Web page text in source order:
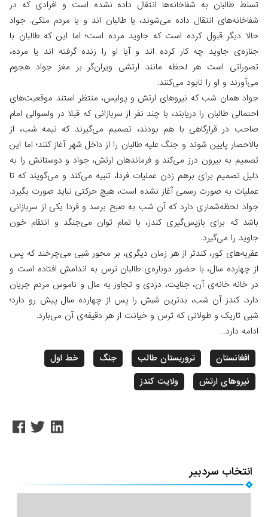
تسلط طالبان به شفاخانه‌ها انتقال داده نشده است و افرادی که در
شفاخانه‌های انتقال داده می‌شوند، یا طالبان اند و یا مردم ملکی. جواد
حالا دیگر قبول کرده است که جاوید مرده است؛ اما این که طالبان با
جنازه‌ی جاوید چه کار کرده اند و آیا او را زنده گرفته اند یا مرده،
تصوراتی است هر لحظه مانند ارتشی ویران‌گر بر مغز جواد هجوم
می‌آورند و او را نابود می‌کنند.
جواد همان شب که نیروهای ارتش و پولیس، منتظر استند موقعیت‌های
احتمالی طالبان را دریابند، با چند نفر از سربازانی که قبلا در ولسوالی امام
صاحب در قرارگاهی با هم بودند، تصمیم می‌گیرند که نیمه شب، از
بالاحصار پایین شوند و جنگ علیه طالبان را از داخل شهر آغاز کنند؛ اما این
تصمیم به بیرون درز می‌کند و فرماندهان ارتش، جواد و دوستانش را به
دلیل تصمیم برای برهم زدن عملیات فردا، تنبیه می‌کند و می‌گویند که تا
عملیات به صورت رسمی آغاز نشده است، هیچ حرکتی نباید صورت بگیرد.
جواد لحظه‌شماری دارد که آن شب به صبح برسد و فردا یکی از سربازانی
باشد که برای بازپس‌گیری کندز، با تمام توان می‌جنگد و انتقام خون
جاوید را می‌گیرد.
عقربه‌های کور، کندتر از هر زمان دیگری، بر محور شبی می‌چرخند که پس
از چهارده سال، با حضور دوباره‌ی طالبان ترس به اندامش افتاده است و
در خانه‌ خانه‌ی آن، جنایت،‌ دزدی و تجاوز به مال و ناموس مردم جریان
دارد. کندز آن شب، بدترین شبش را پس از چهارده سال پیش رو دارد؛
شبی‌ تاریک و طولانی که ترس و خیانت از هر دقیقه‌ی آن می‌بارد.
ادامه دارد…
افغانستان تروریستان طالب جنگ
خط اول
نیروهای ارتش
ولایت کندز
انتخاب سردبیر